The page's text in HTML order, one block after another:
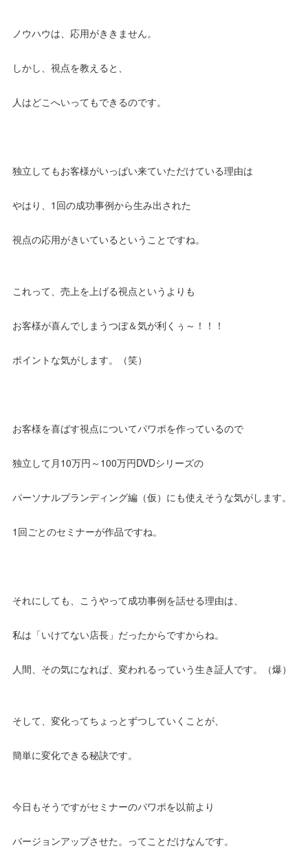
ノウハウは、応用がききません。
しかし、視点を教えると、
人はどこへいってもできるのです。
独立してもお客様がいっぱい来ていただけている理由は
やはり、1回の成功事例から生み出された
視点の応用がきいているということですね。
これって、売上を上げる視点というよりも
お客様が喜んでしまうつぼ＆気が利くぅ～！！！
ポイントな気がします。（笑）
お客様を喜ばす視点についてパワポを作っているので
独立して月10万円～100万円DVDシリーズの
パーソナルブランディング編（仮）にも使えそうな気がします。
1回ごとのセミナーが作品ですね。
それにしても、こうやって成功事例を話せる理由は、
私は「いけてない店長」だったからですからね。
人間、その気になれば、変われるっていう生き証人です。（爆）
そして、変化ってちょっとずつしていくことが、
簡単に変化できる秘訣です。
今日もそうですがセミナーのパワポを以前より
バージョンアップさせた。ってことだけなんです。